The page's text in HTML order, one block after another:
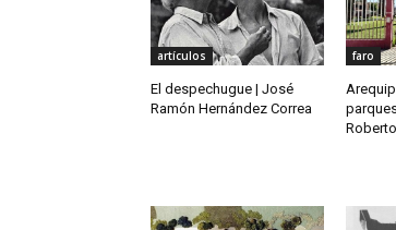
artículos
El despechugue | José
Ramón Hernández Correa
faro